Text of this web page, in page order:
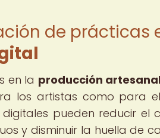
de prácticas
en la producción
los artistas como para
pueden reducir el
y disminuir la huella de